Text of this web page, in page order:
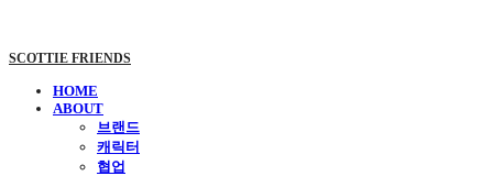
SCOTTIE FRIENDS
HOME
ABOUT
브랜드
캐릭터
협업